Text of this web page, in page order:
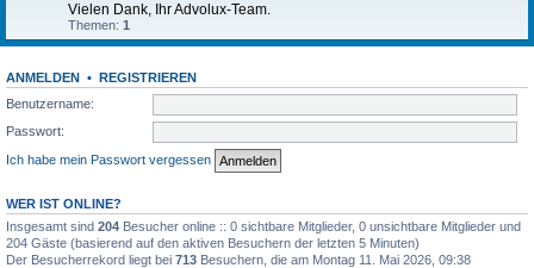
Vielen Dank, Ihr Advolux-Team.
Themen: 1
ANMELDEN • REGISTRIEREN
Benutzername:
Passwort:
Ich habe mein Passwort vergessen
WER IST ONLINE?
Insgesamt sind 204 Besucher online :: 0 sichtbare Mitglieder, 0 unsichtbare Mitglieder und
204 Gäste (basierend auf den aktiven Besuchern der letzten 5 Minuten)
Der Besucherrekord liegt bei 713 Besuchern, die am Montag 11. Mai 2026, 09:38